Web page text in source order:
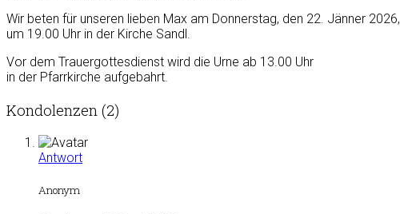
Wir beten für unseren lieben Max am Donnerstag, den 22. Jänner 2026,
um 19.00 Uhr in der Kirche Sandl.
Vor dem Trauergottesdienst wird die Urne ab 13.00 Uhr
in der Pfarrkirche aufgebahrt.
Kondolenzen (2)
Antwort
Anonym